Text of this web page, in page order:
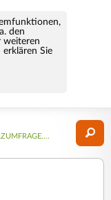
den
weiteren
Sie